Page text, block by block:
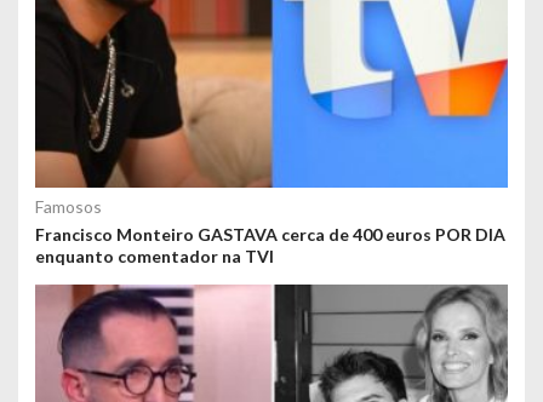
Famosos
Francisco Monteiro GASTAVA cerca de 400 euros POR DIA
enquanto comentador na TVI